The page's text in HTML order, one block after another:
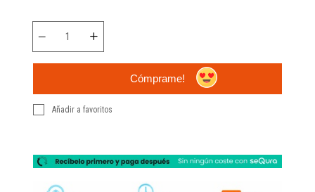
Cómprame!
Añadir a favoritos